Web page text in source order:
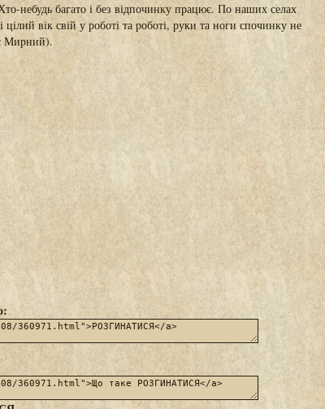
небудь багато і без відпочинку працює. По наших селах
цілий вік свій у роботі та роботі, руки та ноги спочинку не
Мирний).